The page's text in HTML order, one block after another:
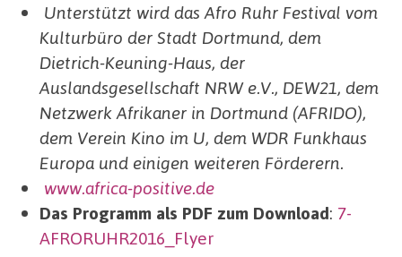
Unterstützt wird das Afro Ruhr Festival vom
Kulturbüro der Stadt Dortmund, dem
Dietrich-Keuning-Haus, der
Auslandsgesellschaft NRW e.V., DEW21, dem
Netzwerk Afrikaner in Dortmund (AFRIDO),
dem Verein Kino im U, dem WDR Funkhaus
Europa und einigen weiteren Förderern.
www.africa-positive.de
Das Programm als PDF zum Download: 7-
AFRORUHR2016_Flyer